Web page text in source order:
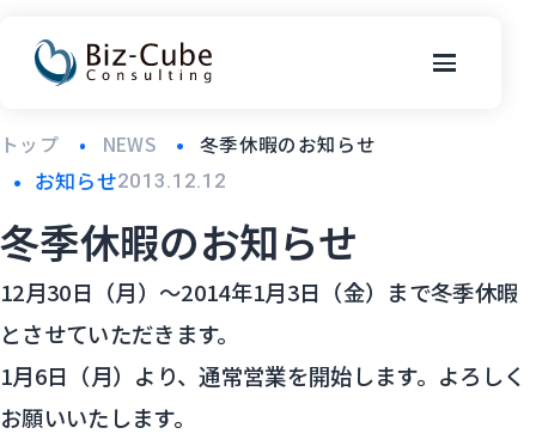
トップ NEWS 冬季休暇のお知らせ
お知らせ2013.12.12
冬季休暇のお知らせ
12月30日（月）〜2014年1月3日（金）まで冬季休暇
とさせていただきます。
1月6日（月）より、通常営業を開始します。よろしく
お願いいたします。